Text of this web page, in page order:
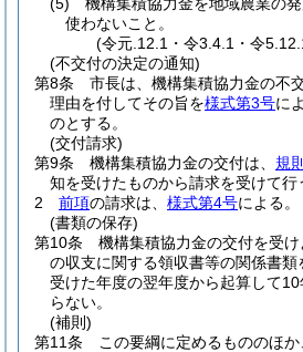
使わないこと。
(令元.12.1・令3.4.1・令
(不交付の決定の通知)
第8条
市長は、機構集積協力金の不
理由を付してその旨を様式第3号に
のとする。
(交付請求)
第9条
機構集積協力金の交付は、 規
知を受けたものから請求を受けて行
2
前項の請求は、 様式第4号による。
(書類の保存)
第10条
機構集積協力金の交付を受
の収支に関する領収書等の関係書
受けた年度の翌年度から起算して
らない。
(補則)
第11条
この要綱に定めるもののほ